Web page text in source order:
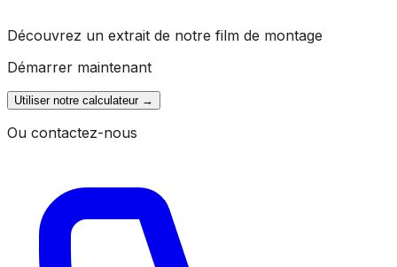
Découvrez un extrait de notre film de montage
Démarrer maintenant
Utiliser notre calculateur→
Ou contactez-nous